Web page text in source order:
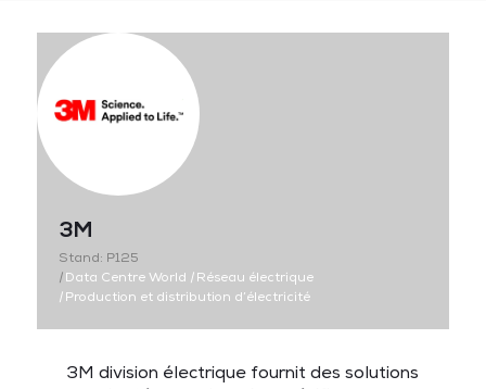
Cloud & Cyber Security
Data & AI Leaders Summit
Data Centre World
3M
Stand: P125
|Data Centre World |Réseau électrique
|Production et distribution d’électricité
3M division électrique fournit des solutions